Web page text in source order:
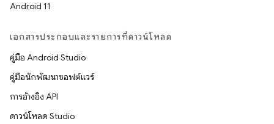
Android 11
เอกสารประกอบและรายการที่ดาวน์โหลด
คู่มือ Android Studio
คู่มือนักพัฒนาซอฟต์แวร์
การอ้างอิง API
ดาวน์โหลด Studio